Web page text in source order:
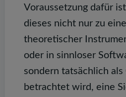
Voraussetzung dafür
dieses nicht nur zu
theoretischer
oder in sinnloser
sondern tatsächlich als
betrachtet wird, eine